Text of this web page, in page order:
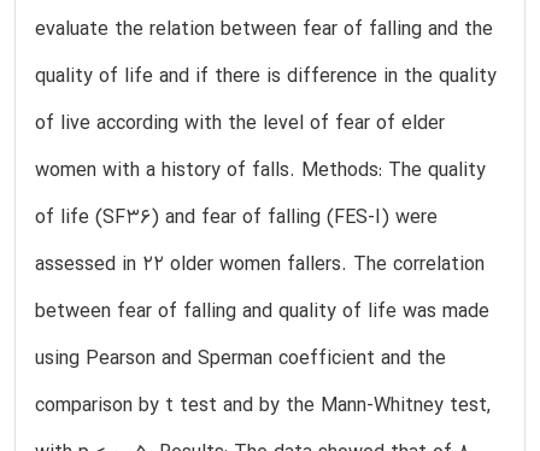
evaluate the relation between fear of falling and the
quality of life and if there is difference in the quality
of live according with the level of fear of elder
women with a history of falls. Methods: The quality
of life (SF36) and fear of falling (FES-I) were
assessed in 22 older women fallers. The correlation
between fear of falling and quality of life was made
using Pearson and Sperman coefficient and the
comparison by t test and by the Mann-Whitney test,